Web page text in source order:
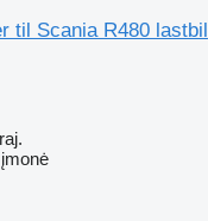
til Scania R480 lastbil